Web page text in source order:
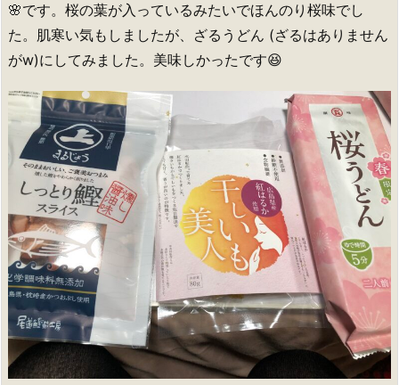
🌸です。桜の葉が入っているみたいでほんのり桜味でし
た。肌寒い気もしましたが、ざるうどん (ざるはありません
がw)にしてみました。美味しかったです😆